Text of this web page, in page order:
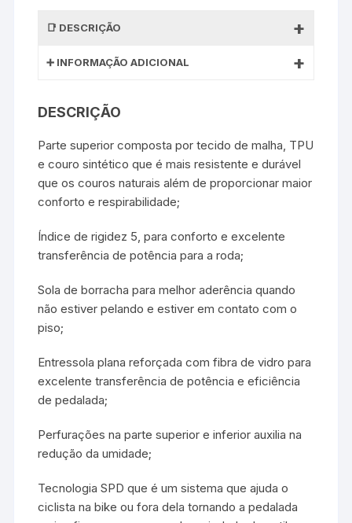
DESCRIÇÃO
INFORMAÇÃO ADICIONAL
DESCRIÇÃO
Parte superior composta por tecido de malha, TPU
e couro sintético que é mais resistente e durável
que os couros naturais além de proporcionar maior
conforto e respirabilidade;
Índice de rigidez 5, para conforto e excelente
transferência de potência para a roda;
Sola de borracha para melhor aderência quando
não estiver pelando e estiver em contato com o
piso;
Entressola plana reforçada com fibra de vidro para
excelente transferência de potência e eficiência
de pedalada;
Perfurações na parte superior e inferior auxilia na
redução da umidade;
Tecnologia SPD que é um sistema que ajuda o
ciclista na bike ou fora dela tornando a pedalada